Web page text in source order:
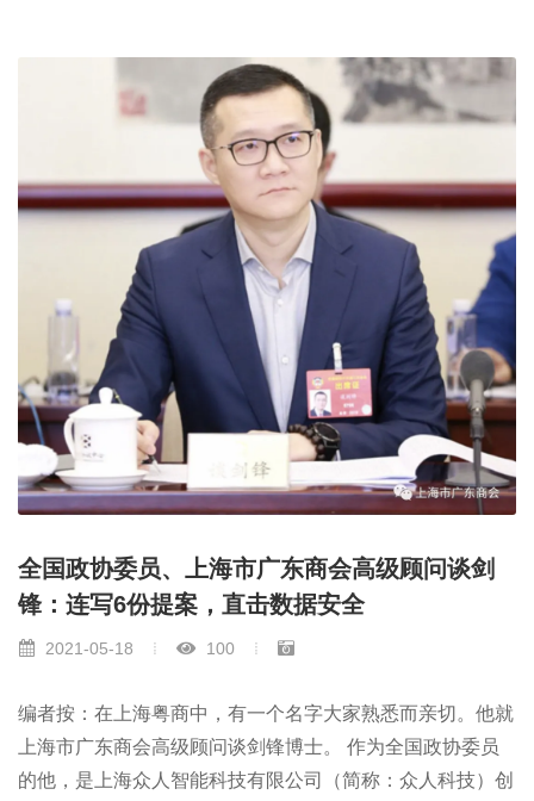
全国政协委员、上海市广东商会高级顾问谈剑
锋：连写6份提案，直击数据安全
2021-05-18 100
编者按：在上海粤商中，有一个名字大家熟悉而亲切。他就
上海市广东商会高级顾问谈剑锋博士。 作为全国政协委员
的他，是上海众人智能科技有限公司（简称：众人科技）创